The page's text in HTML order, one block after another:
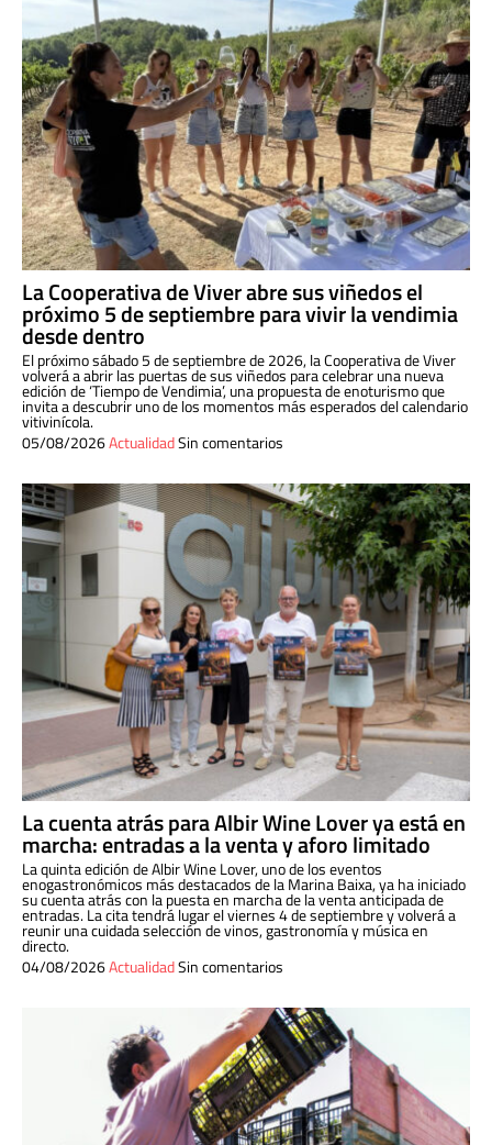
La Cooperativa de Viver abre sus viñedos el
próximo 5 de septiembre para vivir la vendimia
desde dentro
El próximo sábado 5 de septiembre de 2026, la Cooperativa de Viver
volverá a abrir las puertas de sus viñedos para celebrar una nueva
edición de ‘Tiempo de Vendimia’, una propuesta de enoturismo que
invita a descubrir uno de los momentos más esperados del calendario
vitivinícola.
05/08/2026ActualidadSin comentarios
La cuenta atrás para Albir Wine Lover ya está en
marcha: entradas a la venta y aforo limitado
La quinta edición de Albir Wine Lover, uno de los eventos
enogastronómicos más destacados de la Marina Baixa, ya ha iniciado
su cuenta atrás con la puesta en marcha de la venta anticipada de
entradas. La cita tendrá lugar el viernes 4 de septiembre y volverá a
reunir una cuidada selección de vinos, gastronomía y música en
directo.
04/08/2026ActualidadSin comentarios